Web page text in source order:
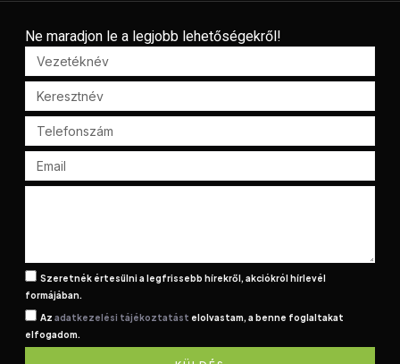
Ne maradjon le a legjobb lehetőségekről!
Szeretnék értesülni a legfrissebb hírekről, akciókról hírlevél
formájában.
Az adatkezelési tájékoztatást elolvastam, a benne foglaltakat
elfogadom.